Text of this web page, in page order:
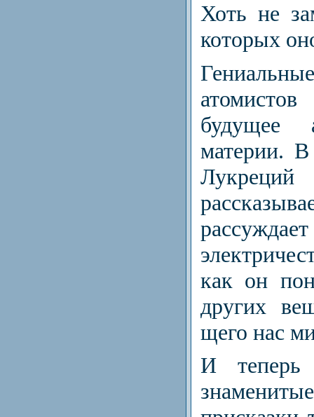
Хоть не
которых
будущее
материи.
как он
других
щего нас
И теперь